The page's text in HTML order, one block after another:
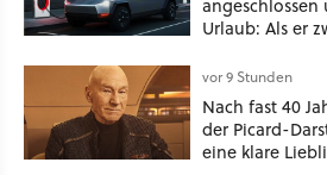
Urlaub: Als er
mehr an [Best
vor 9 Stunden
Nach fast 40
der Picard-
eine klare